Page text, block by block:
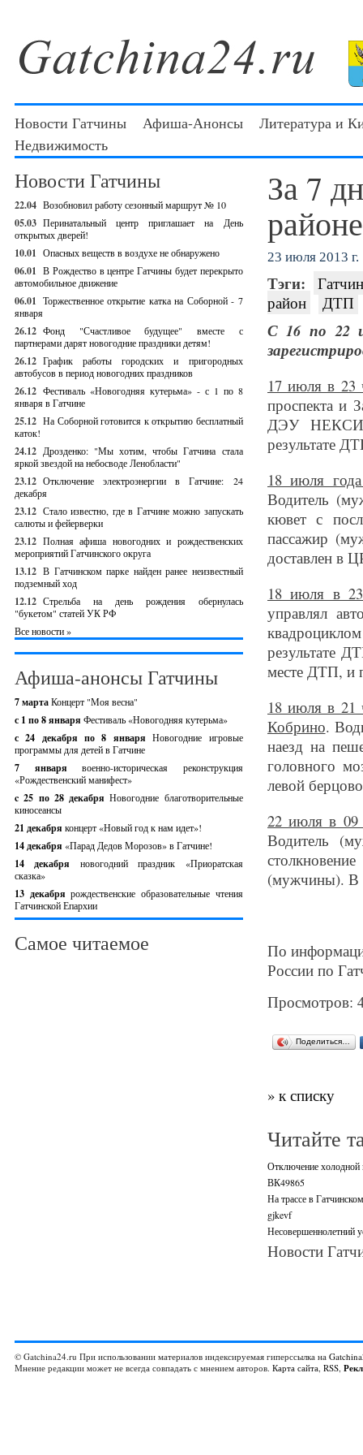
Новости Гатчины Афиша-Анонсы
Литература и
Недвижимость
Новости Гатчины
22.04 Возобновил работу сезонный маршрут № 10
05.03 Перинатальный центр приглашает на День
открытых дверей!
10.01 Опасных веществ в воздухе не обнаружено
06.01 В Рождество в центре Гатчины будет перекрыто
автомобильное движение
06.01 Торжественное открытие катка на Соборной - 7
января
26.12 Фонд "Счастливое будущее" вместе с
партнерами дарят новогодние праздники детям!
26.12 График работы городских и пригородных
автобусов в период новогодних праздников
26.12 Фестиваль «Новогодняя кутерьма» - с 1 по 8
января в Гатчине
25.12 На Соборной готовится к открытию бесплатный
каток!
24.12 Дрозденко: "Мы хотим, чтобы Гатчина стала
яркой звездой на небосводе Ленобласти"
23.12 Отключение электроэнергии в Гатчине: 24
декабря
23.12 Стало известно, где в Гатчине можно запускать
салюты и фейерверки
23.12 Полная афиша новогодних и рождественских
мероприятий Гатчинского округа
13.12 В Гатчинском парке найден ранее неизвестный
подземный ход
12.12 Стрельба на день рождения обернулась
"букетом" статей УК РФ
Все новости »
Афиша-анонсы Гатчины
7 мартаКонцерт "Моя весна"
с 1 по 8 января Фестиваль «Новогодняя кутерьма»
с 24 декабря по 8 январяНовогодние игровые
программы для детей в Гатчине
7 январявоенно-историческая реконструкция
«Рождественский манифест»
c 25 по 28 декабряНовогодние благотворительные
киносеансы
21 декабря концерт «Новый год к нам идет»!
14 декабря «Парад Дедов Морозов» в Гатчине!
14 декабря новогодний праздник «Приоратская
сказка»
13 декабрярождественские образовательные чтения
Гатчинской Епархии
Самое читаемое
За 7
23 июля 2013 г.
Тэги:
район
ДТП
С 16 по 22
17 июля в 23
проспекта и
ДЭУ
результате
18 июля
Водитель
кювет с
пассажир
доставлен в
18 июля в
управлял
результате
месте ДТП, и
18 июля в 21
Кобрино.
наезд на
головного
левой
22 июля в 09
Водитель
(мужчины). В
По
России по
Просмотров:
Поделиться…
» к списку
Читайте
Отключение холодной
ВК49865
На трассе в
gjkevf
Несовершеннолетний
Новости
© Gatchina24.ru При использовании материалов индексируемая гиперссылка на
Мнение редакции может не всегда совпадать с мнением авторов. Карта сайта, RSS,